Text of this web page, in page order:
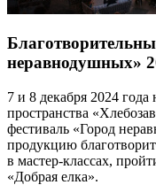
неравнодушных»
7 и 8 декабря 2024
пространства
фестиваль «Город
продукцию
в мастер-классах,
«Добрая елка».